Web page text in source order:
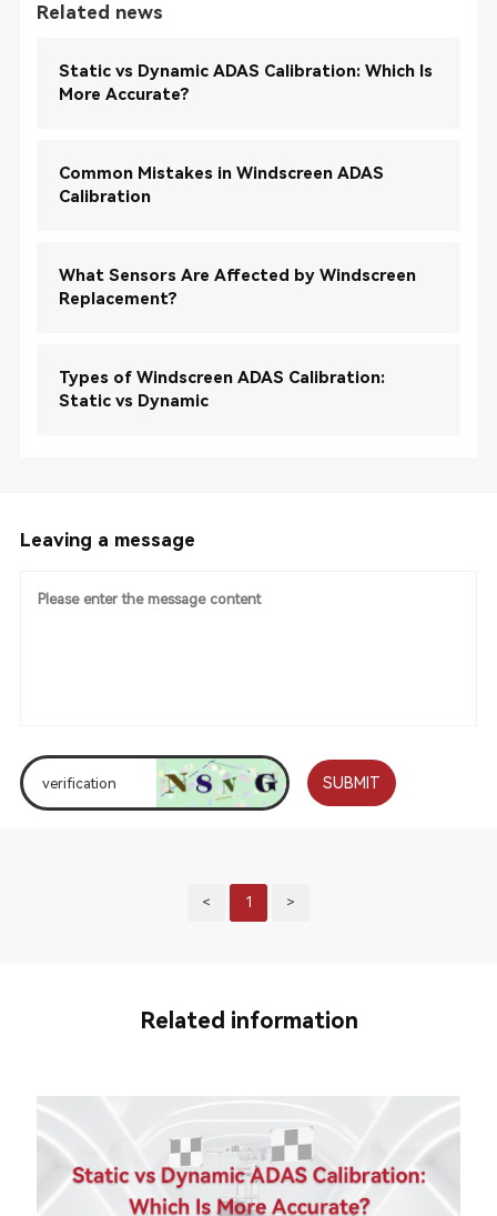
Related news
Static vs Dynamic ADAS Calibration: Which Is
More Accurate?
Common Mistakes in Windscreen ADAS
Calibration
What Sensors Are Affected by Windscreen
Replacement?
Types of Windscreen ADAS Calibration:
Static vs Dynamic
Leaving a message
SUBMIT
< 1 >
Related information